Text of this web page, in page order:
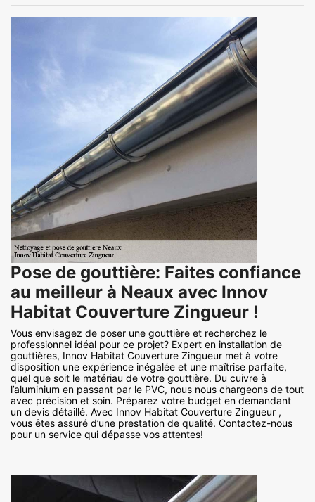
Pose de gouttière: Faites confiance
au meilleur à Neaux avec Innov
Habitat Couverture Zingueur !
Vous envisagez de poser une gouttière et recherchez le
professionnel idéal pour ce projet? Expert en installation de
gouttières, Innov Habitat Couverture Zingueur met à votre
disposition une expérience inégalée et une maîtrise parfaite,
quel que soit le matériau de votre gouttière. Du cuivre à
l’aluminium en passant par le PVC, nous nous chargeons de tout
avec précision et soin. Préparez votre budget en demandant
un devis détaillé. Avec Innov Habitat Couverture Zingueur ,
vous êtes assuré d’une prestation de qualité. Contactez-nous
pour un service qui dépasse vos attentes!